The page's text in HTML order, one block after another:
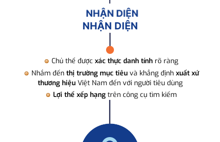
NHẬN DIỆN
Chủ thể được xác thực danh tính rõ ràng
Nhắm đến thị trường mục tiêuvà khẳng định xuất xứ
thương hiệuViệt Nam đến với người tiêu dùng
Lợi thế xếp hạng trên công cụ tìm kiếm